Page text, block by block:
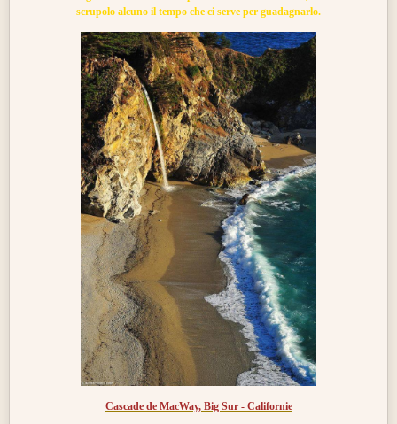
scrupolo alcuno il tempo che ci serve per guadagnarlo.
Cascade de MacWay, Big Sur - Californie